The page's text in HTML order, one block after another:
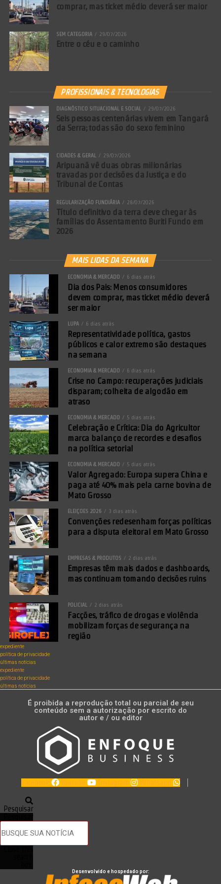
comprar, mas ticket médio deverá ser maior
SEM CATEGORIA 29/07/2026
Entre o céu e o caminho
PROFISSIONAIS & TECNOLOGIAS
DIAGNÓSTICO SITUACIONAL E SOCIAL 29/07/2026
Seis pessoas centenárias vivem em Tangará
da Serra; todas são do sexo feminino
CIDADES & GERAL 29/07/2026
Aripuanã vê duas obras milionárias
travadas por decisões da Justiça e do
Tribunal de Contas
REGULARIZAÇÃO FUNDIÁRIA 28/07/2026
Título definitivo da terra deve chegar às
famílias do Assentamento Buriti Fundo em
2026
MAIS LIDAS DA SEMANA
ECONOMIA & MERCADO 6 dias atrás
Dia dos Pais: Menos consumidores
devem comprar, mas ticket médio deverá
ser maior
LUPA 6 dias atrás
Representatividade política, gastos
públicos e calor extremo são destaques
na semana
ECONOMIA & MERCADO 6 dias atrás
Crise no Campo: recuperações judiciais
disparam; colheita de algodão em
atraso
ECONOMIA & MERCADO 5 dias atrás
Celebração e Crítica: Dia do Agricultor
marca balanço de recordes e desafios
na política setorial
ECONOMIA & MERCADO 5 dias atrás
Valor Agregado: Europa supera China e
paga até 40% mais pela carne bovina de
Mato Grosso
ELEIÇÕES 2026 3 dias atrás
Convenções redesenham forças políticas
para a disputa eleitoral em Mato Grosso
EMPRESAS & PRODUTOS 2 dias atrás
Empresas têm mais dados e dashboards,
mas continuam tomando decisões ruins
POLICIAL 2 dias atrás
Facções, tráfico de drogas e violência
mobilizam forças de segurança na
região
expediente
política de privacidade
últimas notícias
expediente
política de privacidade
últimas notícias
É proibida a reprodução total ou parcial de seu
conteúdo sem a autorização por escrito do
autor e / ou editor
Facebook Youtube Instagram Whatsapp
Pesquisar
Pesquisar
Desenvolvido e hospedado por: